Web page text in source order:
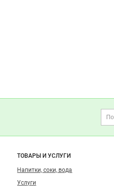
ТОВАРЫ И УСЛУГИ
Напитки, соки, вода
Услуги